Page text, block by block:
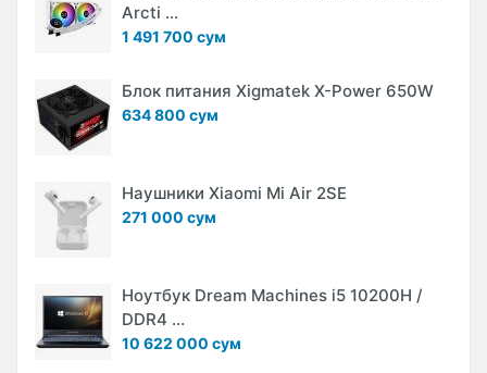
Arcti ...
1 491 700 сум
Блок питания Xigmatek X-Power 650W
634 800 сум
Наушники Xiaomi Mi Air 2SE
271 000 сум
Ноутбук Dream Machines i5 10200H /
DDR4 ...
10 622 000 сум